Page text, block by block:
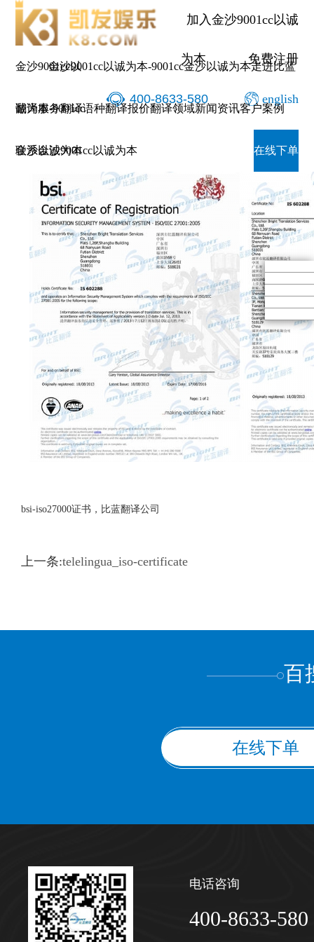
加入金沙9001cc以诚
为本 免费注册
400-8633-580 english
金沙9001cc以
诚为本-9001cc
金沙以诚为本
金沙9001cc以诚为本-9001cc金沙以诚为本走进比蓝
翻译服务翻译语种翻译报价翻译领域新闻资讯客户案例
联系金沙9001cc以诚为本 在线下单
bsi-iso27000证书
bsi-iso27000证书，比蓝翻译公司
上一条:telelingua_iso-certificate
百
在线下单
电话咨询
400-8633-580